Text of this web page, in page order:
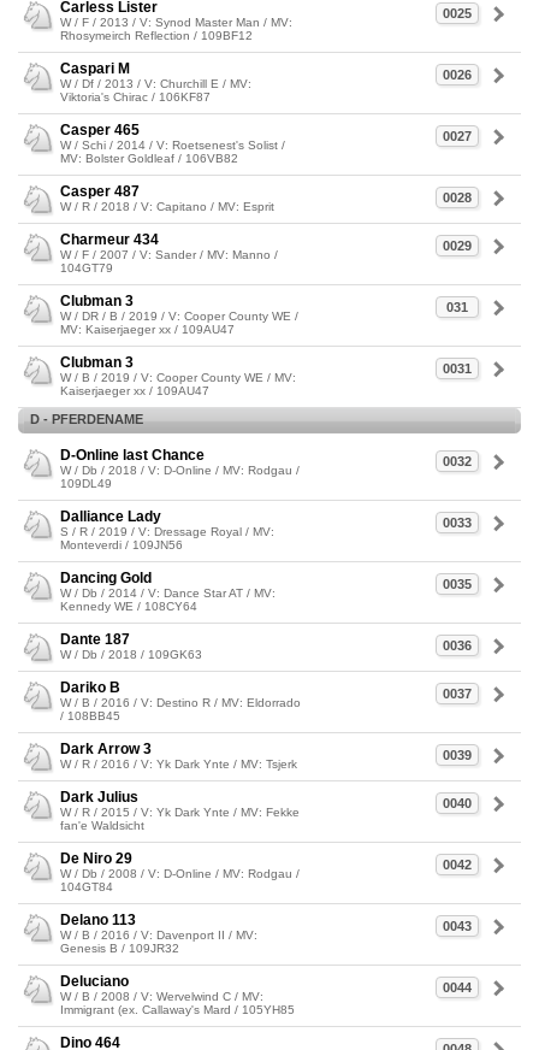
0025
Carless Lister
W / F / 2013 / V: Synod Master Man / MV:
Rhosymeirch Reflection / 109BF12
0026
Caspari M
W / Df / 2013 / V: Churchill E / MV:
Viktoria's Chirac / 106KF87
0027
Casper 465
W / Schi / 2014 / V: Roetsenest's Solist /
MV: Bolster Goldleaf / 106VB82
0028
Casper 487
W / R / 2018 / V: Capitano / MV: Esprit
0029
Charmeur 434
W / F / 2007 / V: Sander / MV: Manno /
104GT79
031
Clubman 3
W / DR / B / 2019 / V: Cooper County WE /
MV: Kaiserjaeger xx / 109AU47
0031
Clubman 3
W / B / 2019 / V: Cooper County WE / MV:
Kaiserjaeger xx / 109AU47
D - PFERDENAME
0032
D-Online last Chance
W / Db / 2018 / V: D-Online / MV: Rodgau /
109DL49
0033
Dalliance Lady
S / R / 2019 / V: Dressage Royal / MV:
Monteverdi / 109JN56
0035
Dancing Gold
W / Db / 2014 / V: Dance Star AT / MV:
Kennedy WE / 108CY64
0036
Dante 187
W / Db / 2018 / 109GK63
0037
Dariko B
W / B / 2016 / V: Destino R / MV: Eldorrado
/ 108BB45
0039
Dark Arrow 3
W / R / 2016 / V: Yk Dark Ynte / MV: Tsjerk
0040
Dark Julius
W / R / 2015 / V: Yk Dark Ynte / MV: Fekke
fan'e Waldsicht
0042
De Niro 29
W / Db / 2008 / V: D-Online / MV: Rodgau /
104GT84
0043
Delano 113
W / B / 2016 / V: Davenport II / MV:
Genesis B / 109JR32
0044
Deluciano
W / B / 2008 / V: Wervelwind C / MV:
Immigrant (ex. Callaway's Mard / 105YH85
Dino 464